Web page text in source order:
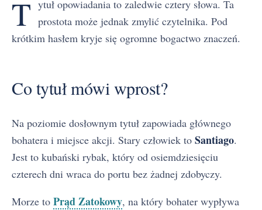
T ytuł opowiadania to zaledwie cztery słowa. Ta
prostota może jednak zmylić czytelnika. Pod
krótkim hasłem kryje się ogromne bogactwo znaczeń.
Co tytuł mówi wprost?
Na poziomie dosłownym tytuł zapowiada głównego
bohatera i miejsce akcji. Stary człowiek to Santiago.
Jest to kubański rybak, który od osiemdziesięciu
czterech dni wraca do portu bez żadnej zdobyczy.
Morze to Prąd Zatokowy, na który bohater wypływa